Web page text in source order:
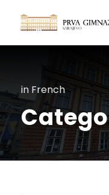
in French